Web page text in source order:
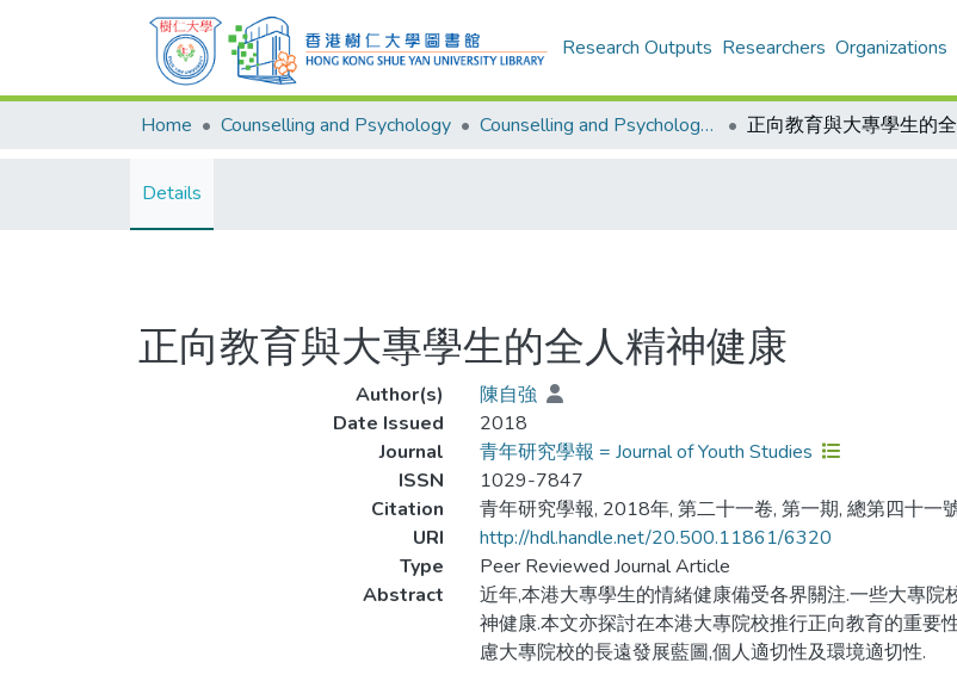
Research Outputs Researchers Organizations
Home Counselling and Psychology Counselling and Psychology - Publication
Details
正向教育與大專學生的全人精神健康
Author(s)
陳自強
Date Issued
2018
Journal
青年研究學報 = Journal of Youth Studies
ISSN
1029-7847
Citation
青年研究學報, 2018年, 第二十一卷, 第一期, 總第四十一
URI
http://hdl.handle.net/20.500.11861/6320
Type
Peer Reviewed Journal Article
Abstract
近年,本港大專學生的情緒健康備受各界關注.一些大專
神健康.本文亦探討在本港大專院校推行正向教育的重要
慮大專院校的長遠發展藍圖,個人適切性及環境適切性.